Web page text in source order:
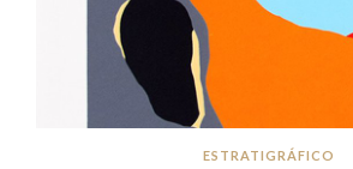
ESTRATIGRÁFICO